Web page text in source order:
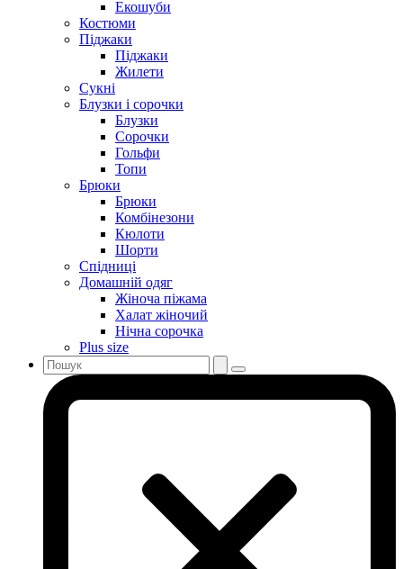
Екошуби
Костюми
Піджаки
Піджаки
Жилети
Сукні
Блузки і сорочки
Блузки
Сорочки
Гольфи
Топи
Брюки
Брюки
Комбінезони
Кюлоти
Шорти
Спідниці
Домашній одяг
Жіноча піжама
Халат жіночий
Нічна сорочка
Plus size